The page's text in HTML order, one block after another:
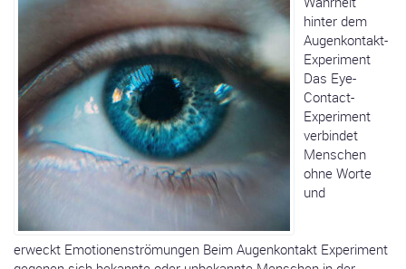
hinter dem
Augenkontakt-
Experiment
Das Eye-
Contact-
Experiment
verbindet
Menschen
ohne Worte
und
erweckt Emotionenströmungen Beim Augenkontakt Experiment